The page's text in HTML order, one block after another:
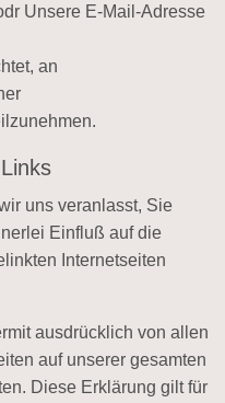
Unsere E-Mail-Adresse
an
uns veranlasst, Sie
Einfluß auf die
Internetseiten
ausdrücklich von allen
auf unserer gesamten
Diese Erklärung gilt für